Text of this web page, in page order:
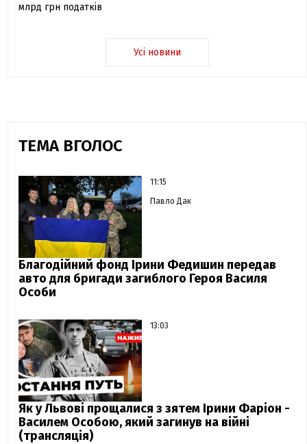
млрд грн податків
Усі новини
ТЕМА ВГОЛОС
11:15
Павло Дак
Благодійний фонд Ірини Федишин передав
авто для бригади загиблого Героя Василя
Особи
13:03
Як у Львові прощалися з зятем Ірини Фаріон -
Василем Особою, який загинув на війні
(трансляція)